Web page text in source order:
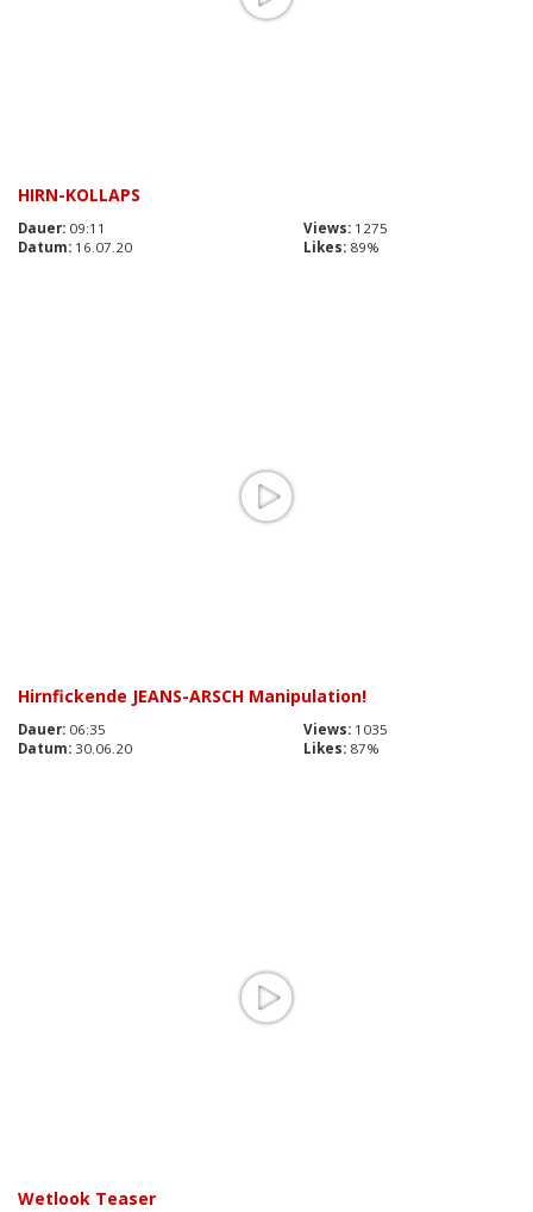
HIRN-KOLLAPS
Dauer: 09:11 Views: 1275
Datum: 16.07.20 Likes: 89%
Hirnfickende JEANS-ARSCH Manipulation!
Dauer: 06:35 Views: 1035
Datum: 30.06.20 Likes: 87%
Wetlook Teaser